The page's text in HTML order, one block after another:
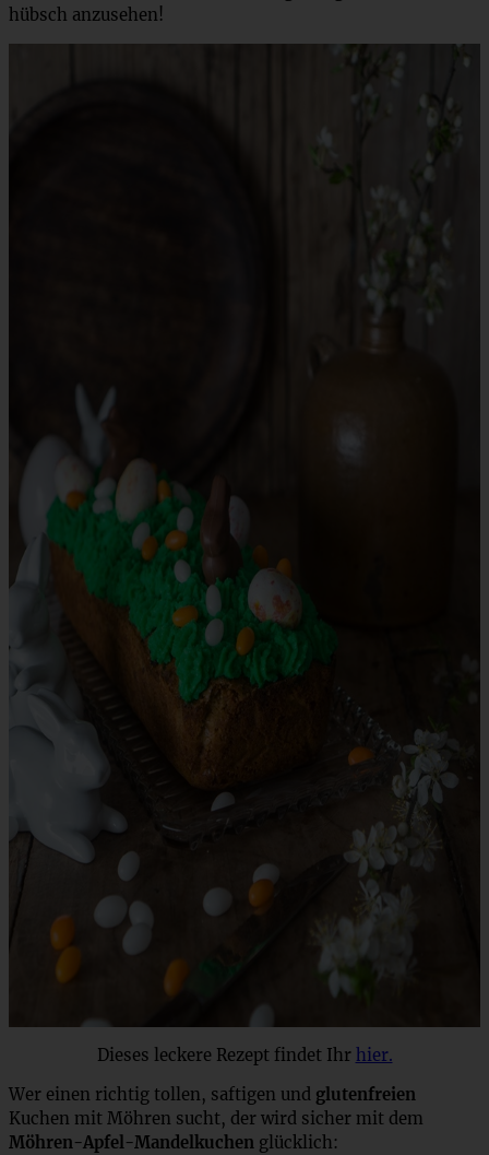
hübsch anzusehen!
Dieses leckere Rezept findet Ihr hier.
Wer einen richtig tollen, saftigen und glutenfreien
Kuchen mit Möhren sucht, der wird sicher mit dem
Möhren-Apfel-Mandelkuchen glücklich: